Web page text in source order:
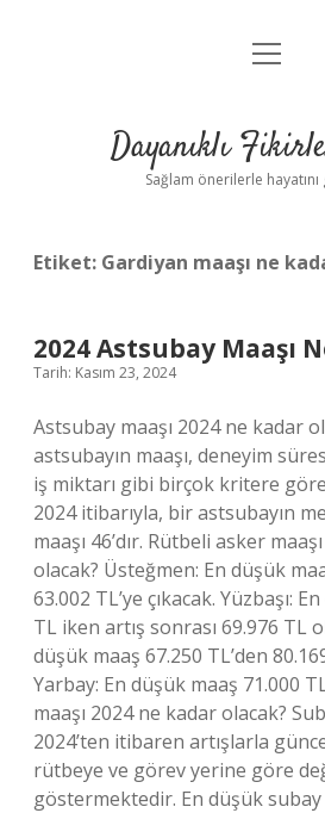
Anasayfa
Yasal Uyarı
menüyü
Dayanıklı
Sağlam önerilerle
Etiket: Gardiyan maaşı ne
2024 Astsubay Maaşı
Tarih: Kasım 23, 2024
Astsubay maaşı 2024 ne kadar
astsubayın maaşı, deneyim
iş miktarı gibi birçok kritere göre
2024 itibarıyla, bir astsubayın
maaşı 46’dır. Rütbeli asker
olacak? Üsteğmen: En düşük
63.002 TL’ye çıkacak. Yüzbaşı:
TL iken artış sonrası 69.976 TL
düşük maaş 67.250 TL’den
Yarbay: En düşük maaş 71.000
maaşı 2024 ne kadar olacak?
2024’ten itibaren artışlarla
rütbeye ve görev yerine göre
göstermektedir. En düşük subay